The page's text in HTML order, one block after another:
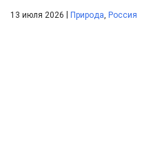
13 июля 2026 Природа, Россия